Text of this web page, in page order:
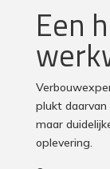
Een
plukt daarvan
maar
oplevering.